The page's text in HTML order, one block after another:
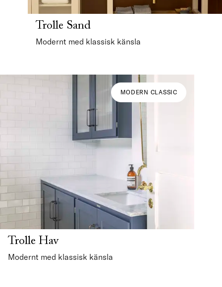
Trolle Sand
Modernt med klassisk känsla
MODERN CLASSIC
Trolle Hav
Modernt med klassisk känsla